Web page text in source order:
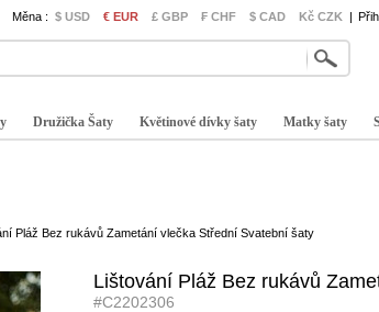
Měna : $ USD € EUR £ GBP ₣ CHF $ CAD Kč CZK |
Družička Šaty Květinové dívky šaty Matky šaty
Pláž Bez rukávů Zametání vlečka Střední Svatební šaty
Lištování Pláž Bez rukávů
#C2202306